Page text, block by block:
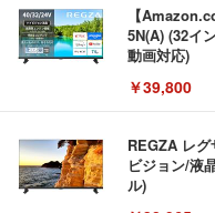
【
5N(A) (32イ
動画対応)
￥39,800
REGZA レ
ビジョン/液
ル)